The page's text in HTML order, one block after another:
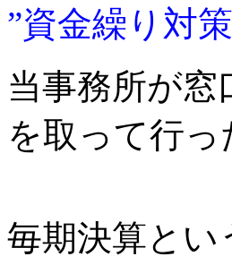
”資金繰り対
当事務所が
を取って行
毎期決算と